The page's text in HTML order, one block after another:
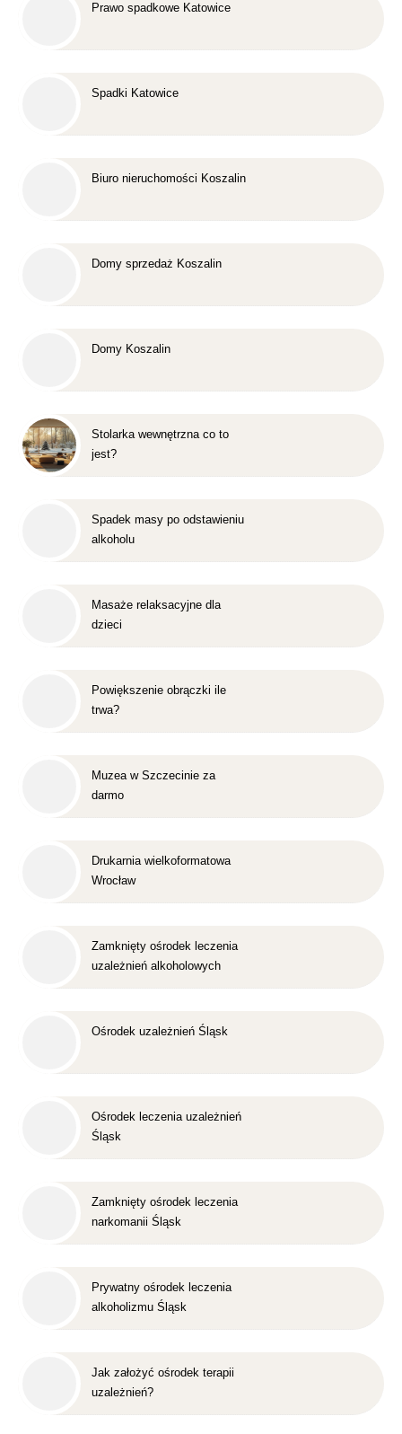
Prawo spadkowe Katowice
Spadki Katowice
Biuro nieruchomości Koszalin
Domy sprzedaż Koszalin
Domy Koszalin
Stolarka wewnętrzna co to
jest?
Spadek masy po odstawieniu
alkoholu
Masaże relaksacyjne dla
dzieci
Powiększenie obrączki ile
trwa?
Muzea w Szczecinie za
darmo
Drukarnia wielkoformatowa
Wrocław
Zamknięty ośrodek leczenia
uzależnień alkoholowych
Ośrodek uzależnień Śląsk
Ośrodek leczenia uzależnień
Śląsk
Zamknięty ośrodek leczenia
narkomanii Śląsk
Prywatny ośrodek leczenia
alkoholizmu Śląsk
Jak założyć ośrodek terapii
uzależnień?